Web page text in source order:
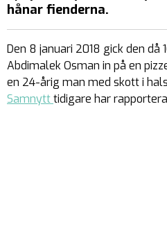
hånar fienderna.
Den 8 januari 2018 gick den då
Abdimalek Osman in på en
en 24-årig man med skott i
Samnytttidigare har